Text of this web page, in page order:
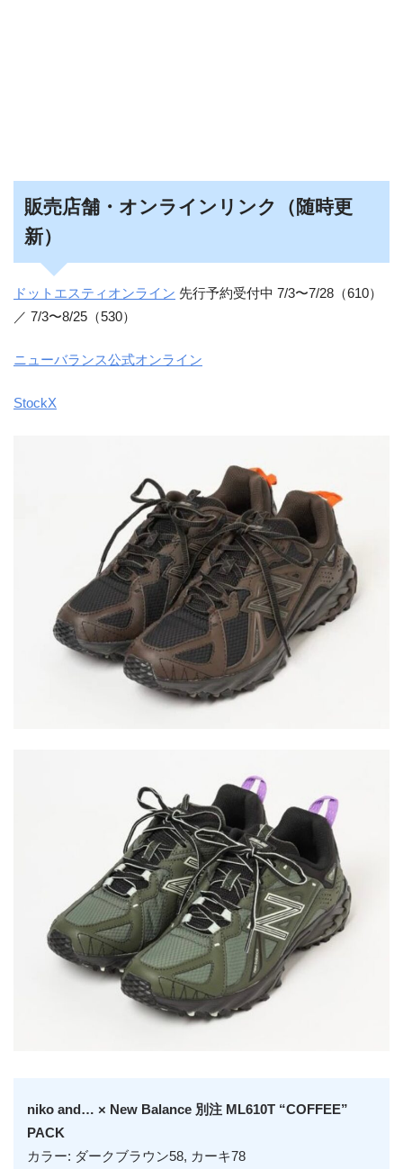
販売店舗・オンラインリンク（随時更
新）
ドットエスティオンライン 先行予約受付中 7/3〜7/28（610）
／ 7/3〜8/25（530）
ニューバランス公式オンライン
StockX
niko and… × New Balance 別注 ML610T “COFFEE”
PACK
カラー: ダークブラウン58, カーキ78